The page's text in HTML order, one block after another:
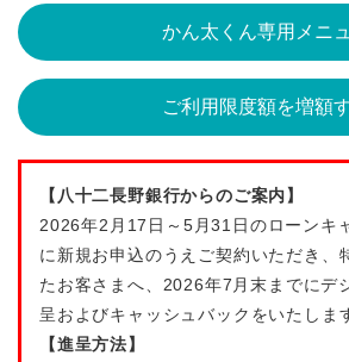
かん太くん専用メニ
ご利用限度額を増額
【八十二長野銀行からのご案内】
2026年2月17日～5月31日のローンキ
に新規お申込のうえご契約いただき、
たお客さまへ、2026年7月末までにデ
呈およびキャッシュバックをいたしま
【進呈方法】